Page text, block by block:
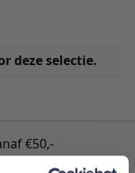
deze selectie.
€50,-